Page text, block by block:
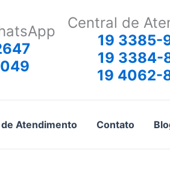
Central de
19 3385-
19 3384-
19 4062-
Atendimento Contato